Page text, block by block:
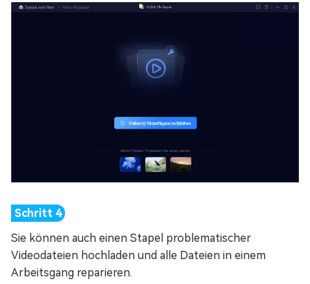
Sie können auch einen Stapel problematischer
Videodateien hochladen und alle Dateien in einem
Arbeitsgang reparieren.